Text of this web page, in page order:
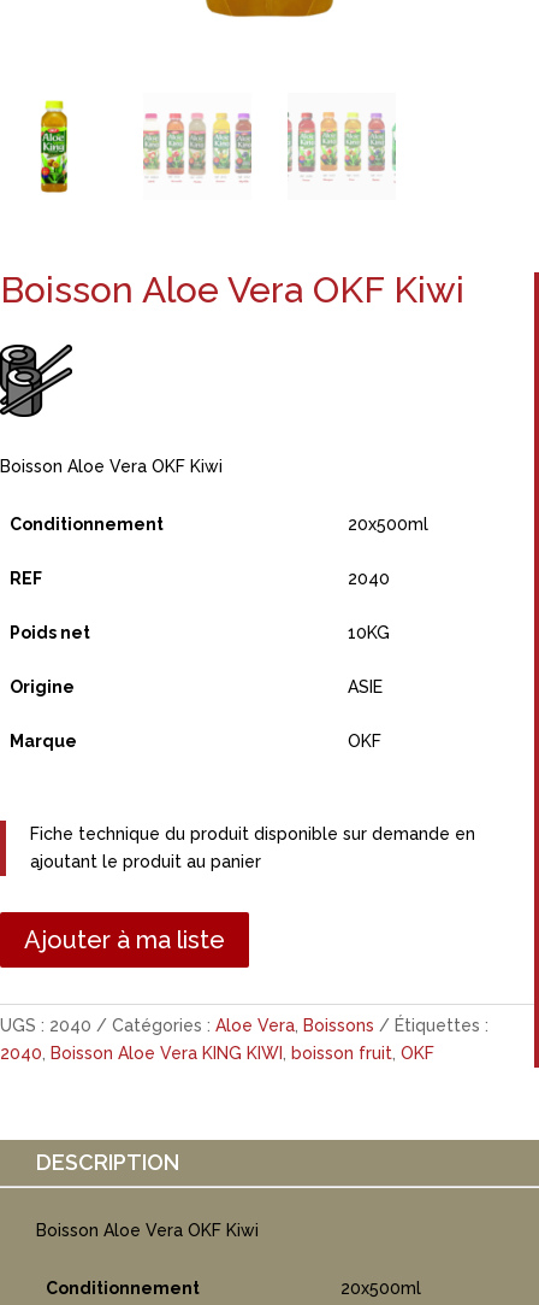
Boisson Aloe Vera OKF Kiwi
Boisson Aloe Vera OKF Kiwi
Conditionnement 20x500ml
REF 2040
Poids net 10KG
Origine ASIE
Marque OKF
Fiche technique du produit disponible sur demande en
ajoutant le produit au panier
Ajouter à ma liste
UGS : 2040 Catégories : Aloe Vera Boissons
Étiquettes :
2040
Boisson Aloe Vera KING KIWI boisson fruit OKF
DESCRIPTION
Boisson Aloe Vera OKF Kiwi
Conditionnement 20x500ml